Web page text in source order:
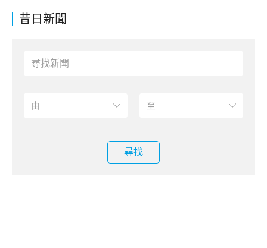
昔日新聞
尋找